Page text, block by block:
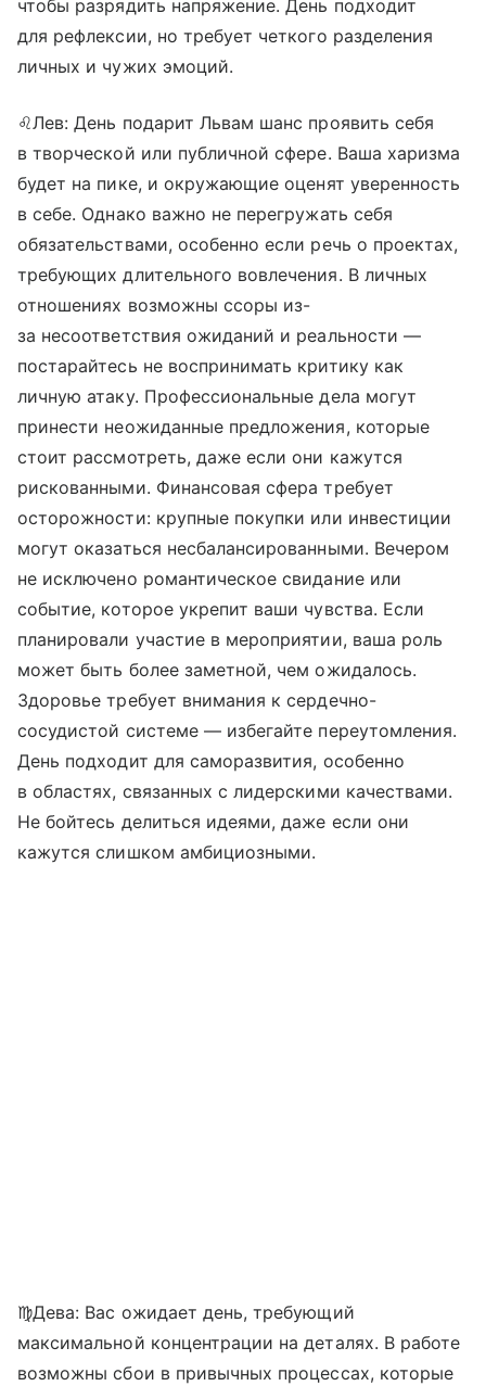
чтобы разрядить напряжение. День подходит
для рефлексии, но требует четкого разделения
личных и чужих эмоций.
♌Лев: День подарит Львам шанс проявить себя
в творческой или публичной сфере. Ваша харизма
будет на пике, и окружающие оценят уверенность
в себе. Однако важно не перегружать себя
обязательствами, особенно если речь о проектах,
требующих длительного вовлечения. В личных
отношениях возможны ссоры из-
за несоответствия ожиданий и реальности —
постарайтесь не воспринимать критику как
личную атаку. Профессиональные дела могут
принести неожиданные предложения, которые
стоит рассмотреть, даже если они кажутся
рискованными. Финансовая сфера требует
осторожности: крупные покупки или инвестиции
могут оказаться несбалансированными. Вечером
не исключено романтическое свидание или
событие, которое укрепит ваши чувства. Если
планировали участие в мероприятии, ваша роль
может быть более заметной, чем ожидалось.
Здоровье требует внимания к сердечно-
сосудистой системе — избегайте переутомления.
День подходит для саморазвития, особенно
в областях, связанных с лидерскими качествами.
Не бойтесь делиться идеями, даже если они
кажутся слишком амбициозными.
♍Дева: Вас ожидает день, требующий
максимальной концентрации на деталях. В работе
возможны сбои в привычных процессах, которые